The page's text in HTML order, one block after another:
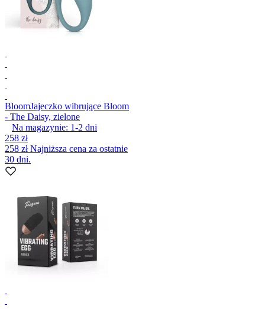
BloomJajeczko wibrujące Bloom
- The Daisy, zielone
Na magazynie: 1-2 dni
258 zł
258 złNajniższa cena za ostatnie
30 dni.